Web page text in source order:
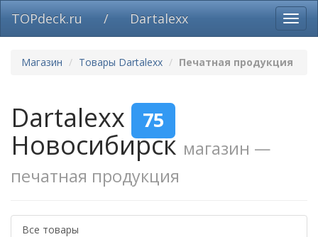
TOPdeck.ru / Dartalexx
Магазин Товары Dartalexx Печатная продукция
Dartalexx 75
Новосибирск магазин —
печатная продукция
Все товары